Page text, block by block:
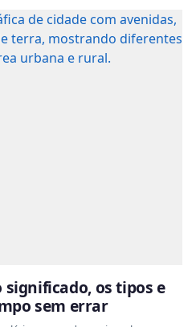
significado, os tipos e
sem errar